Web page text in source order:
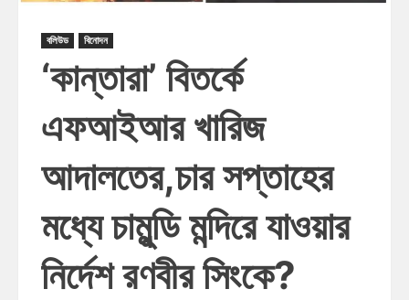
বলিউড বিনোদন
‘কান্তারা’ বিতর্কে
এফআইআর খারিজ
আদালতের,চার সপ্তাহের
মধ্যে চামুন্ডি মন্দিরে যাওয়ার
নির্দেশ রণবীর সিংকে?